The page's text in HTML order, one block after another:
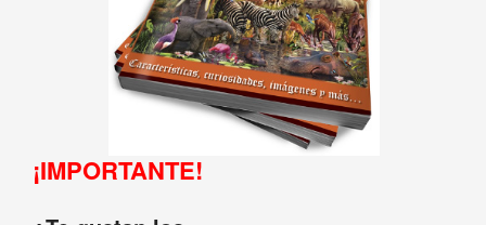
¡IMPORTANTE!